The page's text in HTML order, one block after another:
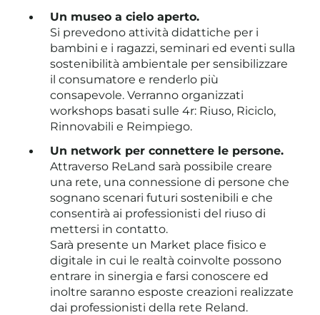
Un museo a cielo aperto.
Si prevedono attività didattiche per i
bambini e i ragazzi, seminari ed eventi sulla
sostenibilità ambientale per sensibilizzare
il consumatore e renderlo più
consapevole. Verranno organizzati
workshops basati sulle 4r: Riuso, Riciclo,
Rinnovabili e Reimpiego.
Un network per connettere le persone.
Attraverso ReLand sarà possibile creare
una rete, una connessione di persone che
sognano scenari futuri sostenibili e che
consentirà ai professionisti del riuso di
mettersi in contatto.
Sarà presente un Market place fisico e
digitale in cui le realtà coinvolte possono
entrare in sinergia e farsi conoscere ed
inoltre saranno esposte creazioni realizzate
dai professionisti della rete Reland.